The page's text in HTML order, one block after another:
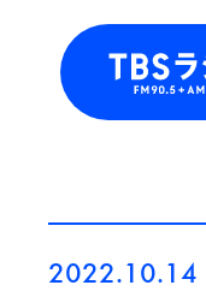
2022.10.14